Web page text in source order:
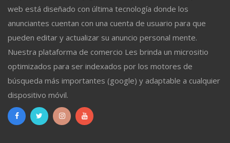
web está diseñado con última tecnología donde los
anunciantes cuentan con una cuenta de usuario para que
pueden editar y actualizar su anuncio personal mente.
Nuestra plataforma de comercio Les brinda un micrositio
optimizados para ser indexados por los motores de
búsqueda más importantes (google) y adaptable a cualquier
dispositivo móvil.